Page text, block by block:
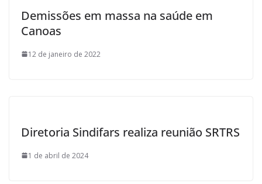
Demissões em massa na saúde em
Canoas
12 de janeiro de 2022
Diretoria Sindifars realiza reunião SRTRS
1 de abril de 2024